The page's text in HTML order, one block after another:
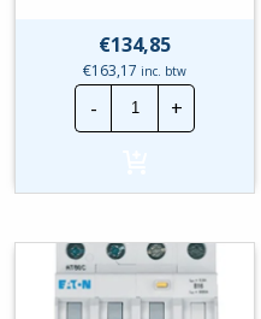
€134,85
€163,17 inc. btw
-
Eaton
xPole
MRB4
25A
C-
Kar.
4.5kA
hoeveelheid
+